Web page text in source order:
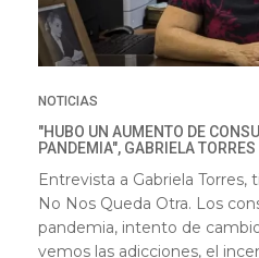
NOTICIAS
"HUBO UN AUMENTO DE
PANDEMIA", GABRIELA TORRES
Entrevista a Gabriela Torres,
No Nos Queda Otra. Los
pandemia, intento de
vemos las adicciones, el